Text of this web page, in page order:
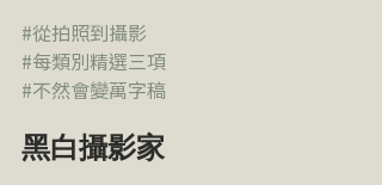
#從拍照到攝影
#每類別精選三項
#不然會變萬字稿
黑白攝影家